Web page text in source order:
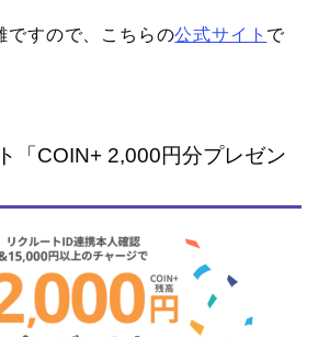
ですので、こちらの公式サイト で
「COIN+ 2,000円分プレゼン